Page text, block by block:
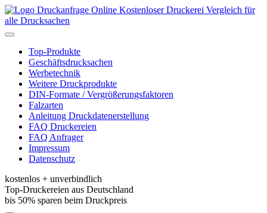
Kostenloser Druckerei Vergleich für
alle Drucksachen
Toggle
navigationTop-Produkte
Geschäftsdrucksachen
Werbetechnik
Weitere Druckprodukte
DIN-Formate / Vergrößerungsfaktoren
Falzarten
Anleitung Druckdatenerstellung
FAQ Druckereien
FAQ Anfrager
Impressum
Datenschutz
kostenlos + unverbindlich
Top-Druckereien aus Deutschland
bis 50% sparen beim Druckpreis